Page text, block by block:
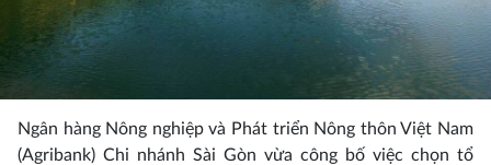
Ngân hàng Nông nghiệp và Phát triển Nông thôn Việt Nam
(Agribank) Chi nhánh Sài Gòn vừa công bố việc chọn tổ